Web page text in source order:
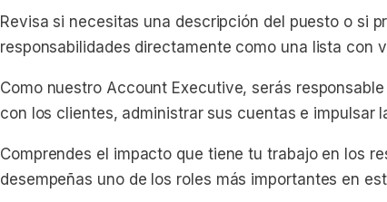
Revisa si necesitas una descripción del puesto o si
responsabilidades directamente como una lista con
Como nuestro Account Executive, serás
con los clientes, administrar sus cuentas e impulsar
Comprendes el impacto que tiene tu trabajo en los
desempeñas uno de los roles más importantes en